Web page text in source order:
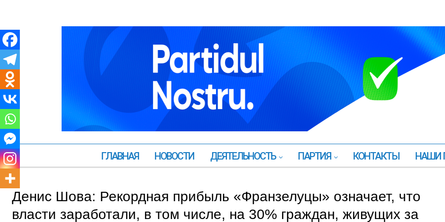
ГЛАВНАЯ НОВОСТИ ДЕЯТЕЛЬНОСТЬ ПАРТИЯ КОНТАКТЫ НАШИ
Денис Шова: Рекордная прибыль «Франзелуцы» означает, что
власти заработали, в том числе, на 30% граждан, живущих за